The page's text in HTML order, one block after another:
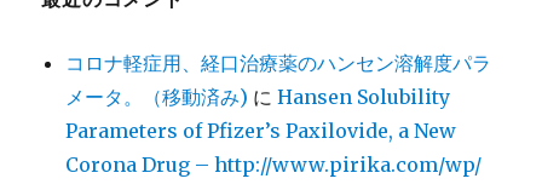
コロナ軽症用、経口治療薬のハンセン溶解度パラ
メータ。（移動済み) にHansen Solubility
Parameters of Pfizer’s Paxilovide, a New
Corona Drug – http://www.pirika.com/wp/